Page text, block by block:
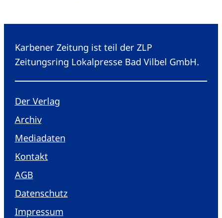
Karbener Zeitung ist teil der ZLP
Zeitungsring Lokalpresse Bad Vilbel GmbH.
Der Verlag
Archiv
Mediadaten
Kontakt
AGB
Datenschutz
Impressum